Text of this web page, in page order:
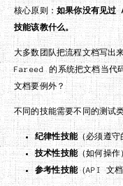
核心原则：如果你没有见过
技能该教什么。
大多数团队把流程文档写
Fareed 的系统把文档当代
文档要例外？
不同的技能需要不同的测试
纪律性技能（必须遵
技术性技能（如何操
参考性技能（API 文